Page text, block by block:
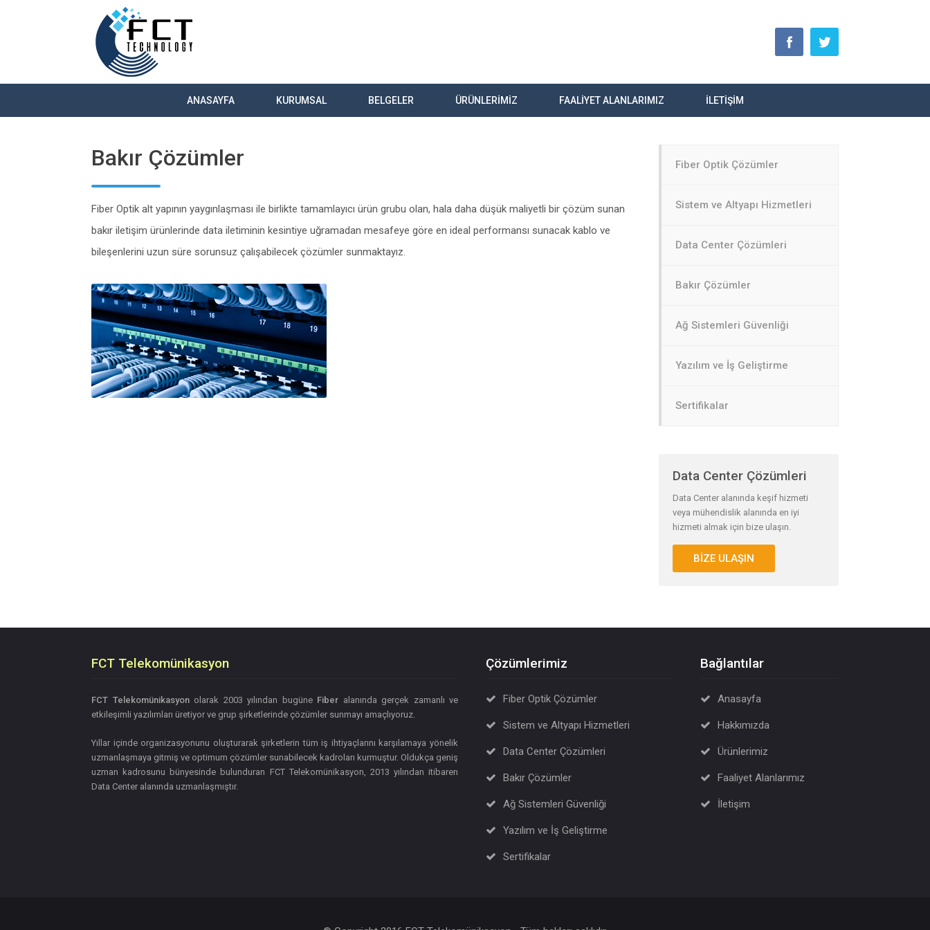
ANASAYFA KURUMSAL BELGELER ÜRÜNLERİMİZ FAALİYET ALANLARIMIZ İLETİŞİM
Bakır Çözümler
Fiber Optik alt yapının yaygınlaşması ile birlikte tamamlayıcı ürün grubu olan, hala daha düşük maliyetli bir çözüm sunan
bakır iletişim ürünlerinde data iletiminin kesintiye uğramadan mesafeye göre en ideal performansı sunacak kablo ve
bileşenlerini uzun süre sorunsuz çalışabilecek çözümler sunmaktayız.
Fiber Optik Çözümler
Sistem ve Altyapı Hizmetleri
Data Center Çözümleri
Bakır Çözümler
Ağ Sistemleri Güvenliği
Yazılım ve İş Geliştirme
Sertifikalar
Data Center Çözümleri
Data Center alanında keşif hizmeti
veya mühendislik alanında en iyi
hizmeti almak için bize ulaşın.
BİZE ULAŞIN
FCT Telekomünikasyon
FCT Telekomünikasyonolarak 2003 yılından bugüne Fiber alanında gerçek zamanlı ve
etkileşimli yazılımları üretiyor ve grup şirketlerinde çözümler sunmayı amaçlıyoruz.
Yıllar içinde organizasyonunu oluşturarak şirketlerin tüm iş ihtiyaçlarını karşılamaya yönelik
uzmanlaşmaya gitmiş ve optimum çözümler sunabilecek kadroları kurmuştur. Oldukça geniş
uzman kadrosunu bünyesinde bulunduran FCT Telekomünikasyon, 2013 yılından itibaren
Data Center alanında uzmanlaşmıştır.
Çözümlerimiz
Fiber Optik Çözümler
Sistem ve Altyapı Hizmetleri
Data Center Çözümleri
Bakır Çözümler
Ağ Sistemleri Güvenliği
Yazılım ve İş Geliştirme
Sertifikalar
Bağlantılar
Anasayfa
Hakkımızda
Ürünlerimiz
Faaliyet Alanlarımız
İletişim